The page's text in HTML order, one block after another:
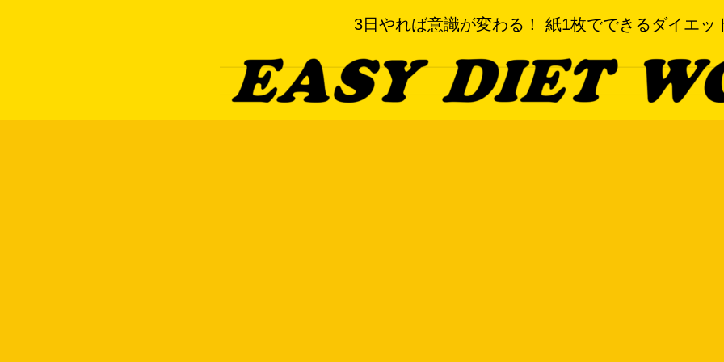
3日やれば意識が変わる！ 紙1枚でできるダイエッ